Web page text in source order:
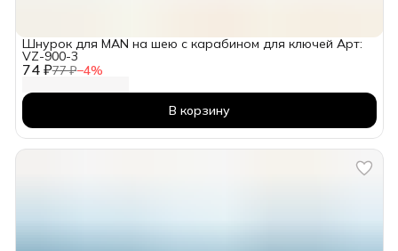
74 ₽77 ₽−4%
Шнурок для MAN на шею с карабином для ключей Арт:
VZ-900-3
В корзину